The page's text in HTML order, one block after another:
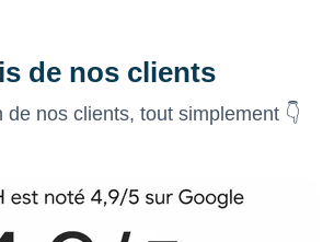
de nos clients
de nos clients, tout simplement 👇